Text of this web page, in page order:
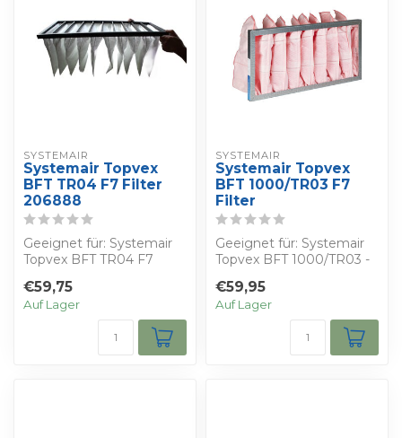
SYSTEMAIR
Systemair Topvex
BFT TR04 F7 Filter
206888
Geeignet für: Systemair
Topvex BFT TR04 F7
Ihren eigenen...
€59,75
Auf Lager
SYSTEMAIR
Systemair Topvex
BFT 1000/TR03 F7
Filter
Geeignet für: Systemair
Topvex BFT 1000/TR03 -
Sie e...
€59,95
Auf Lager